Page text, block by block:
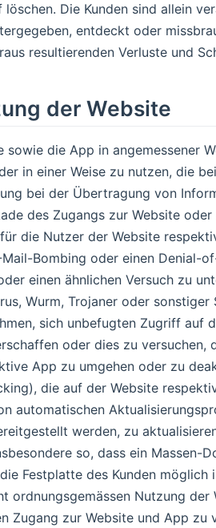
Die Kunden sind allein
entdeckt oder
resultierenden Verluste und
der Website
die App in angemessener
in einer Weise zu nutzen, die
bei der Übertragung von
des Zugangs zur Website
die Nutzer der Website
Bombing oder einen Denial-
einen ähnlichen Versuch zu
Wurm, Trojaner oder
sich unbefugten Zugriff auf
oder dies zu versuchen,
App zu umgehen oder zu
die auf der Website
automatischen
werden, zu
so, dass ein Massen-
Festplatte des Kunden möglich
ordnungsgemässen Nutzung der
Zugang zur Website und App zu